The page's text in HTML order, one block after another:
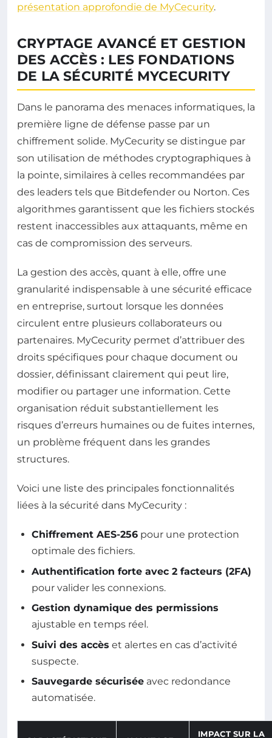
présentation approfondie de MyCecurity.
CRYPTAGE AVANCÉ ET GESTION
DES ACCÈS : LES FONDATIONS
DE LA SÉCURITÉ MYCECURITY
Dans le panorama des menaces informatiques, la
première ligne de défense passe par un
chiffrement solide. MyCecurity se distingue par
son utilisation de méthodes cryptographiques à
la pointe, similaires à celles recommandées par
des leaders tels que Bitdefender ou Norton. Ces
algorithmes garantissent que les fichiers stockés
restent inaccessibles aux attaquants, même en
cas de compromission des serveurs.
La gestion des accès, quant à elle, offre une
granularité indispensable à une sécurité efficace
en entreprise, surtout lorsque les données
circulent entre plusieurs collaborateurs ou
partenaires. MyCecurity permet d’attribuer des
droits spécifiques pour chaque document ou
dossier, définissant clairement qui peut lire,
modifier ou partager une information. Cette
organisation réduit substantiellement les
risques d’erreurs humaines ou de fuites internes,
un problème fréquent dans les grandes
structures.
Voici une liste des principales fonctionnalités
liées à la sécurité dans MyCecurity :
Chiffrement AES-256 pour une protection
optimale des fichiers.
Authentification forte avec 2 facteurs (2FA)
pour valider les connexions.
Gestion dynamique des permissions
ajustable en temps réel.
Suivi des accès et alertes en cas d’activité
suspecte.
Sauvegarde sécurisée avec redondance
automatisée.
IMPACT SUR LA